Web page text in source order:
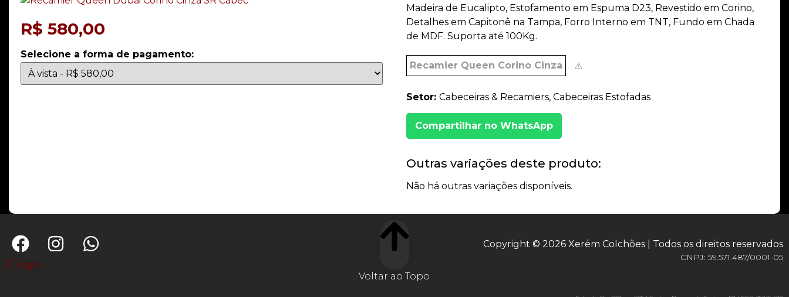
R$ 580,00
Selecione a forma de pagamento:
Madeira de Eucalipto, Estofamento em Espuma D23, Revestido em Corino,
Detalhes em Capitonê na Tampa, Forro Interno em TNT, Fundo em Chada
de MDF. Suporta até 100Kg.
Recamier Queen Corino Cinza ⚠️
Setor: Cabeceiras & Recamiers, Cabeceiras Estofadas
Compartilhar no WhatsApp
Outras variações deste produto:
Não há outras variações disponíveis.
Login
Voltar ao Topo
Copyright © 2026 Xerém Colchões | Todos os direitos reservados
CNPJ: 59.571.487/0001-05